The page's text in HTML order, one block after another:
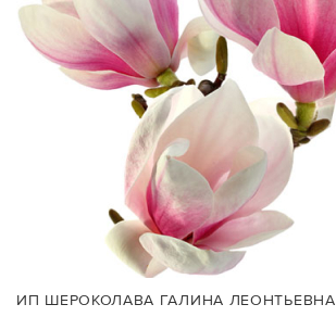
ИП ШЕРОКОЛАВА ГАЛИНА ЛЕОНТЬЕВНА